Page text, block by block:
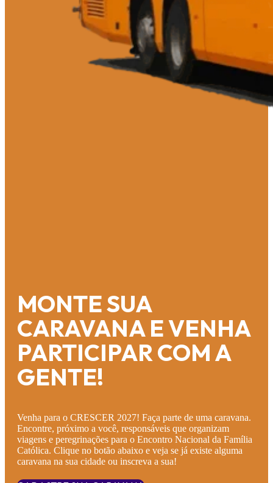
MONTE SUA
CARAVANA E VENHA
PARTICIPAR COM A
GENTE!
Venha para o CRESCER 2027! Faça parte de uma caravana.
Encontre, próximo a você, responsáveis que organizam
viagens e peregrinações para o Encontro Nacional da Família
Católica. Clique no botão abaixo e veja se já existe alguma
caravana na sua cidade ou inscreva a sua!